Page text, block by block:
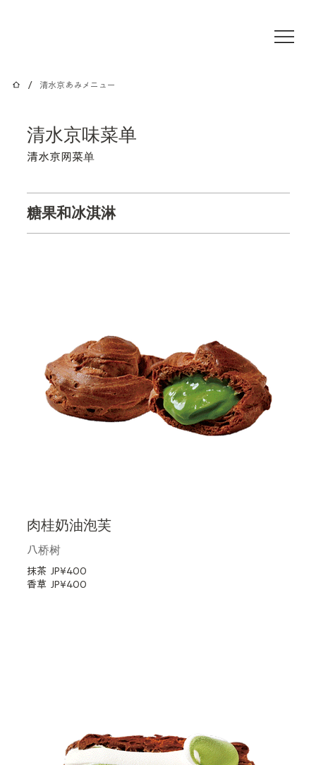
清水京味菜单
清水京网菜单
糖果和冰淇淋
肉桂奶油泡芙
八桥树
抹茶
JP¥400
香草
JP¥400
/ 清水京あみメニュー